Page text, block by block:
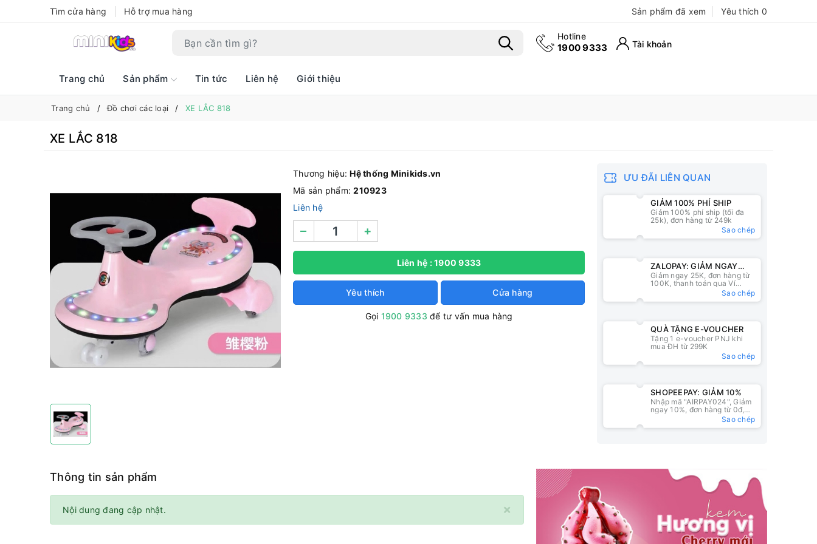
Tìm cửa hàng Hỗ trợ mua hàng Sản phẩm đã xem Yêu thích 0
Hotline
1900 9333 Tài khoản
Trang chủ Sản phẩm Tin tức Liên hệ Giới thiệu
Trang chủ Đồ chơi các loại XE LẮC 818
XE LẮC 818
Thương hiệu:Hệ thống Minikids.vn
Mã sản phẩm:210923
Liên hệ
– +
Liên hệ : 1900 9333
Yêu thích Cửa hàng
Gọi 1900 9333 để tư vấn mua hàng
ƯU ĐÃI LIÊN QUAN
GIẢM 100% PHÍ SHIP
Giảm 100% phí ship (tối đa
25k), đơn hàng từ 249k
Sao chép
ZALOPAY: GIẢM NGAY
25K
Giảm ngay 25K, đơn hàng từ
100K, thanh toán qua Ví
Sao chép
QUÀ TẶNG E-VOUCHER
Tặng 1 e-voucher PNJ khi
mua ĐH từ 299K
Sao chép
SHOPEEPAY: GIẢM 10%
Nhập mã "AIRPAY024", Giảm
ngay 10%, đơn hàng từ 0đ,
nhập mã tại ví ShopeePay
Sao chép
Thông tin sản phẩm
×
Nội dung đang cập nhật.